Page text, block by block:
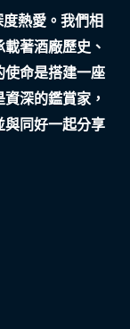
熱愛。我們相
著酒廠歷史、
使命是搭建一座
深的鑑賞家，
與同好一起分享